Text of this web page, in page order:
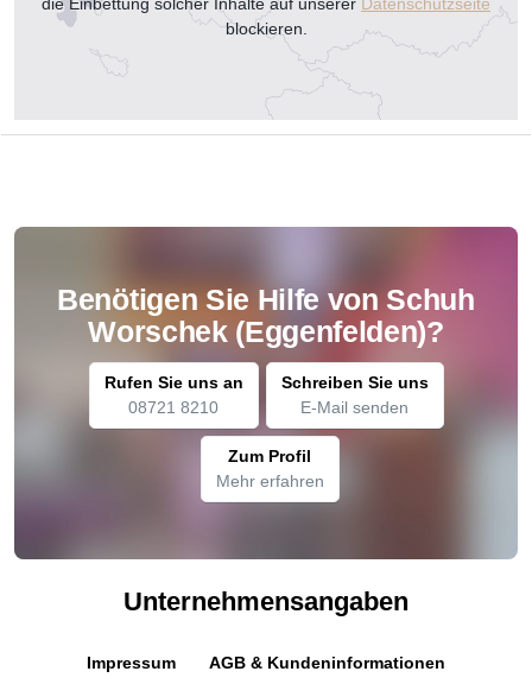
die Einbettung solcher Inhalte auf unserer Datenschutzseite
blockieren.
Benötigen Sie Hilfe von Schuh
Worschek (Eggenfelden)?
Rufen Sie uns an
08721 8210
Schreiben Sie uns
E-Mail senden
Zum Profil
Mehr erfahren
Unternehmensangaben
Impressum AGB & Kundeninformationen